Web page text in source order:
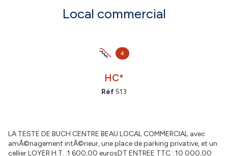
Local commercial
4
HC*
Réf513
LA TESTE DE BUCH CENTRE BEAU LOCAL COMMERCIAL avec
amÃ©nagement intÃ©rieur, une place de parking privative, et un
cellier.LOYER H.T. :1 600,00 eurosDT ENTREE TTC : 10 000,00